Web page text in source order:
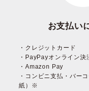
お支払い
・クレジットカード
・PayPayオンライン決
・Amazon Pay
・コンビニ支払・バー
紙）※